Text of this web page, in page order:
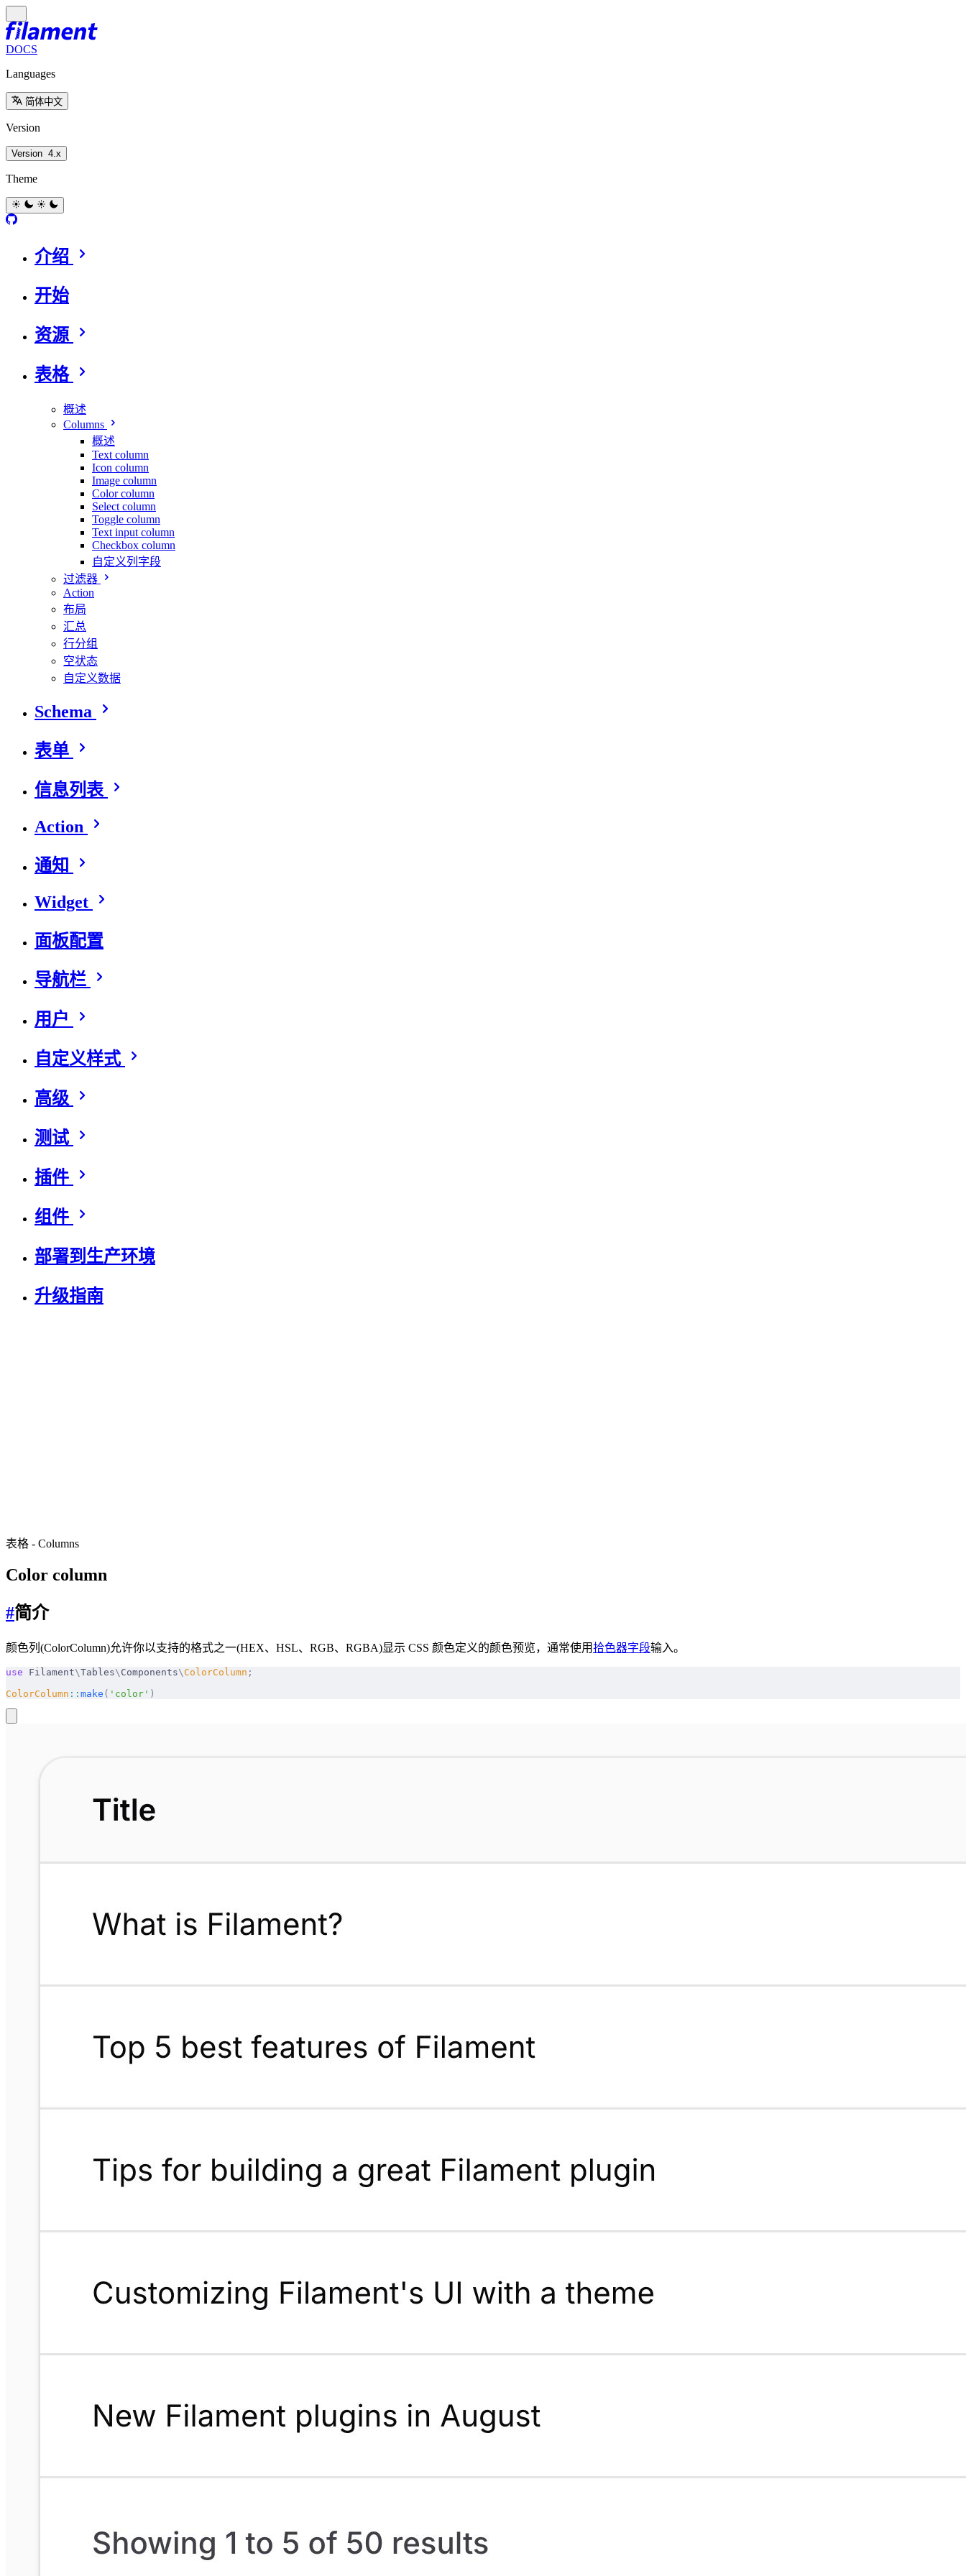
DOCS
Languages
简体中文
Version
Version 4.x
Theme
介绍
开始
资源
表格
概述
Columns
概述
Text column
Icon column
Image column
Color column
Select column
Toggle column
Text input column
Checkbox column
自定义列字段
过滤器
Action
布局
汇总
行分组
空状态
自定义数据
Schema
表单
信息列表
Action
通知
Widget
面板配置
导航栏
用户
自定义样式
高级
测试
插件
组件
部署到生产环境
升级指南
表格 - Columns
Color column
#简介
颜色列(ColorColumn)允许你以支持的格式之一(HEX、HSL、RGB、RGBA)显示 CSS 颜色定义的颜色预览，通常使用拾色器字段输入。
use Filament\Tables\ Components\ ColorColumn ;
ColorColumn :: make ( 'color' )